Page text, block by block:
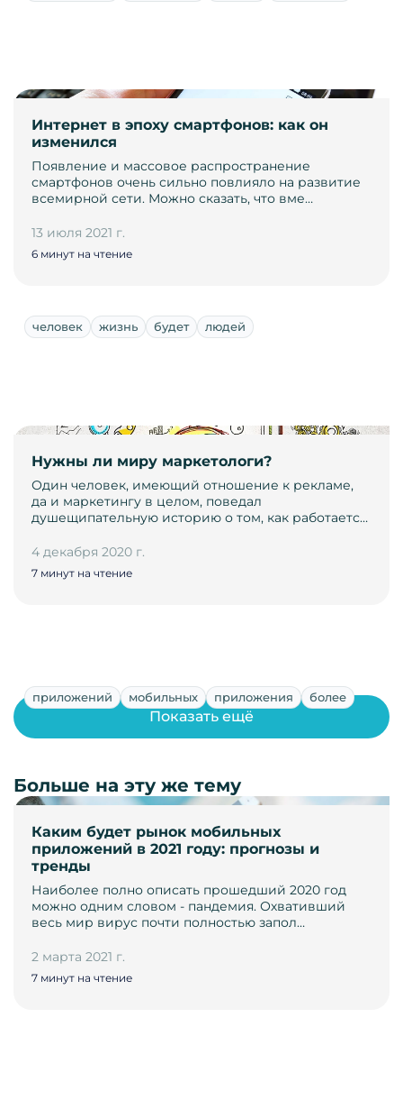
Интернет в эпоху смартфонов: как он
изменился
Появление и массовое распространение
смартфонов очень сильно повлияло на развитие
всемирной сети. Можно сказать, что вме…
13 июля 2021 г.
6 минут на чтение
человек жизнь будет людей
Нужны ли миру маркетологи?
Один человек, имеющий отношение к рекламе,
да и маркетингу в целом, поведал
душещипательную историю о том, как работаетс…
4 декабря 2020 г.
7 минут на чтение
приложений мобильных приложения более
Каким будет рынок мобильных
приложений в 2021 году: прогнозы и
тренды
Наиболее полно описать прошедший 2020 год
можно одним словом - пандемия. Охвативший
весь мир вирус почти полностью запол…
2 марта 2021 г.
7 минут на чтение
Показать ещё
Больше на эту же тему